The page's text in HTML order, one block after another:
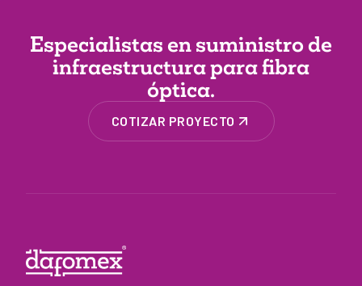
Especialistas en suministro de
infraestructurapara fibra
óptica.
COTIZAR PROYECTO